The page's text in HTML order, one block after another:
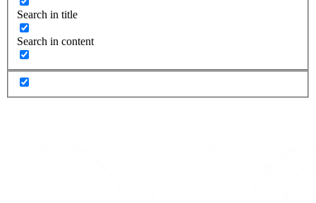
Search in title
Search in content